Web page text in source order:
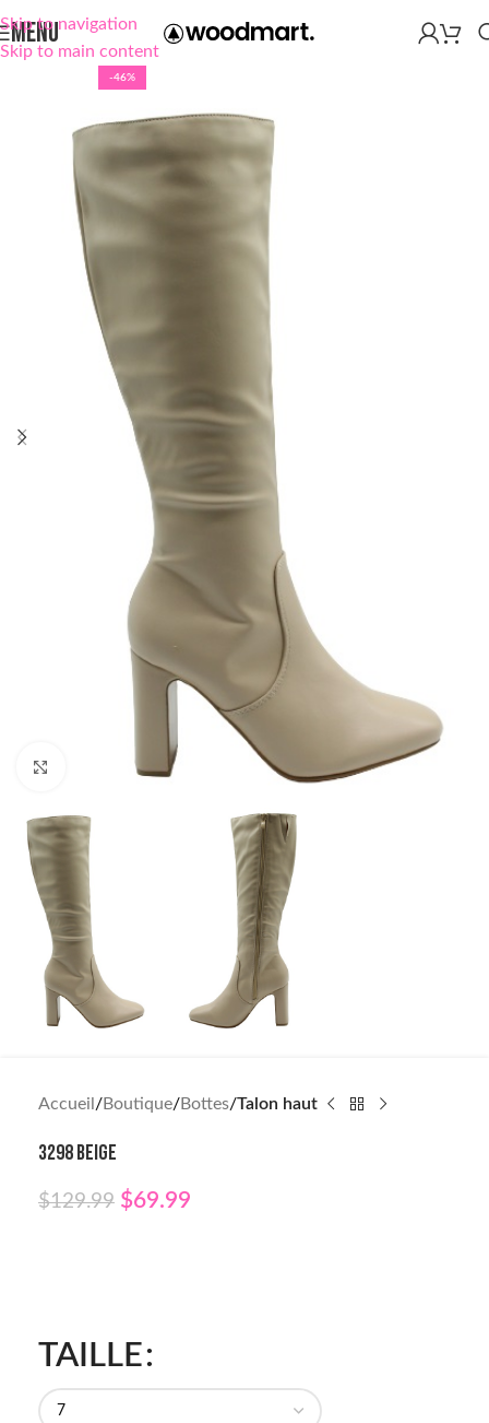
Skip to navigation
Skip to main content
MENU
-46%
Click to enlarge
Accueil Boutique Bottes Talon haut
3298 BEIGE
$129.99 $69.99
TAILLE